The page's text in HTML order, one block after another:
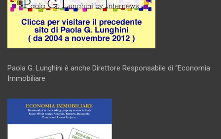
Paola G. Lunghini è anche Direttore Responsabile di “Economia
Immobiliare